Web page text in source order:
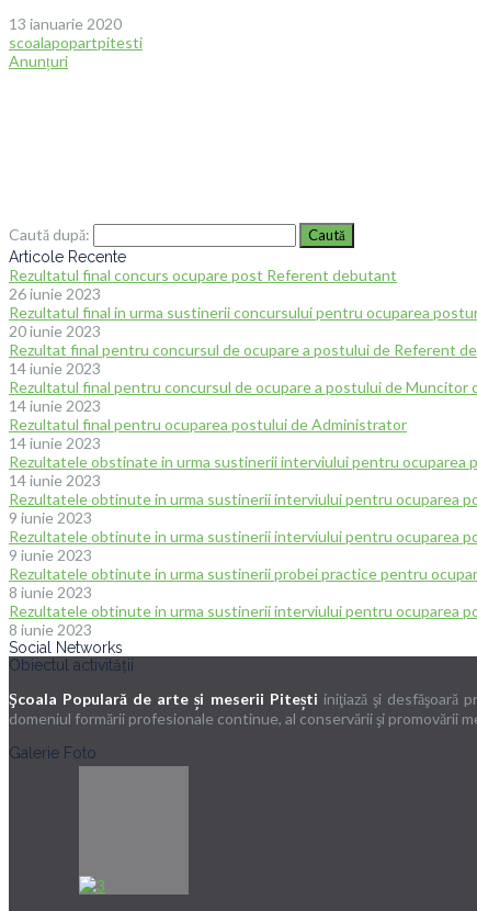
13 ianuarie 2020
scoalapopartpitesti
Anunțuri
Caută după:
Articole Recente
Rezultatul final concurs ocupare post Referent debutant
26 iunie 2023
Rezultatul final in urma sustinerii concursului pentru ocuparea
20 iunie 2023
Rezultat final pentru concursul de ocupare a postului de Referent
14 iunie 2023
Rezultatul final pentru concursul de ocupare a postului de Muncitor
14 iunie 2023
Rezultatul final pentru ocuparea postului de Administrator
14 iunie 2023
Rezultatele obstinate in urma sustinerii interviului pentru
14 iunie 2023
Rezultatele obtinute in urma sustinerii interviului pentru ocuparea
9 iunie 2023
Rezultatele obtinute in urma sustinerii interviului pentru ocuparea
9 iunie 2023
Rezultatele obtinute in urma sustinerii probei practice pentru
8 iunie 2023
Rezultatele obtinute in urma sustinerii interviului pentru ocuparea
8 iunie 2023
Social Networks
Obiectul activității
Şcoala Populară de arte și meserii Pitești iniţiază şi
domeniul formării profesionale continue, al conservării şi promovării
Galerie Foto